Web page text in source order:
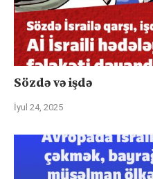
Sözdə və işdə
İyul 24, 2025